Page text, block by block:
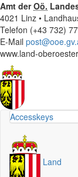
Amt derOö.
4021 Linz •
Telefon (+43 732)
E-Mail
www.land-
Accesskeys
Land